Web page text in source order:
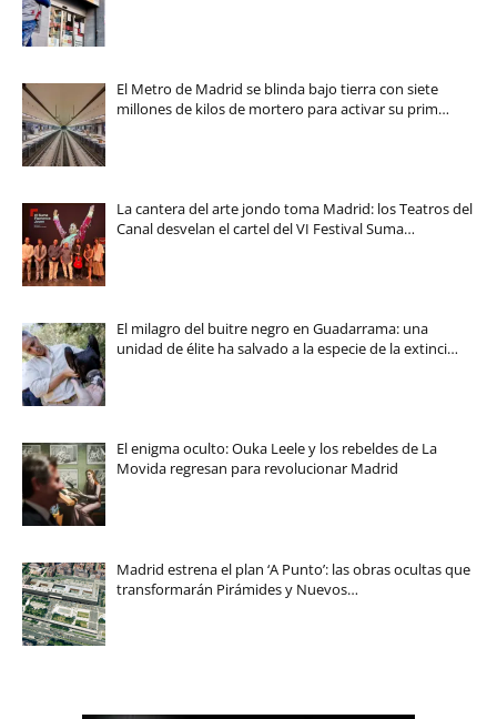
El Metro de Madrid se blinda bajo tierra con siete
millones de kilos de mortero para activar su prim…
La cantera del arte jondo toma Madrid: los Teatros del
Canal desvelan el cartel del VI Festival Suma…
El milagro del buitre negro en Guadarrama: una
unidad de élite ha salvado a la especie de la extinci…
El enigma oculto: Ouka Leele y los rebeldes de La
Movida regresan para revolucionar Madrid
Madrid estrena el plan ‘A Punto’: las obras ocultas que
transformarán Pirámides y Nuevos…